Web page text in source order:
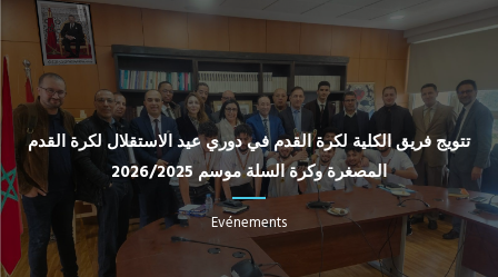
تتويج فريق الكلية لكرة القدم في دوري عيد الاستقلال لكرة القدم
المصغرة وكرة السلة موسم 2026/2025
Evénements